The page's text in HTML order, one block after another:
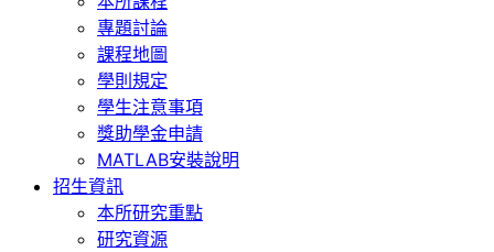
專題討論
課程地圖
學則規定
學生注意事項
獎助學金申請
MATLAB安裝說明
招生資訊
本所研究重點
研究資源